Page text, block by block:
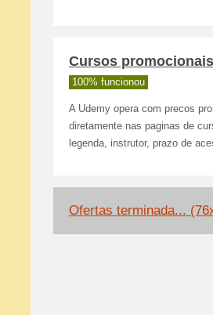
Cursos
100% funcionou
A Udemy opera com precos
diretamente nas paginas de
legenda, instrutor, prazo de
Ofertas terminada...